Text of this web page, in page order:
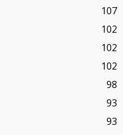
107
102
102
102
98
93
93